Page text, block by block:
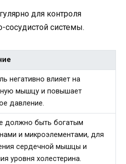
для контроля
сосудистой системы.
негативно влияет на
мышцу и повышает
давление.
должно быть богатым
и микроэлементами, для
сердечной мышцы и
уровня холестерина.